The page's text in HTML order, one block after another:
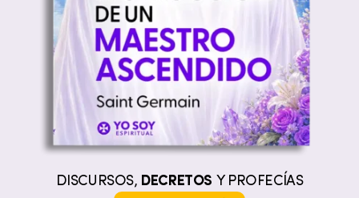
DISCURSOS, DECRETOS Y PROFECÍAS